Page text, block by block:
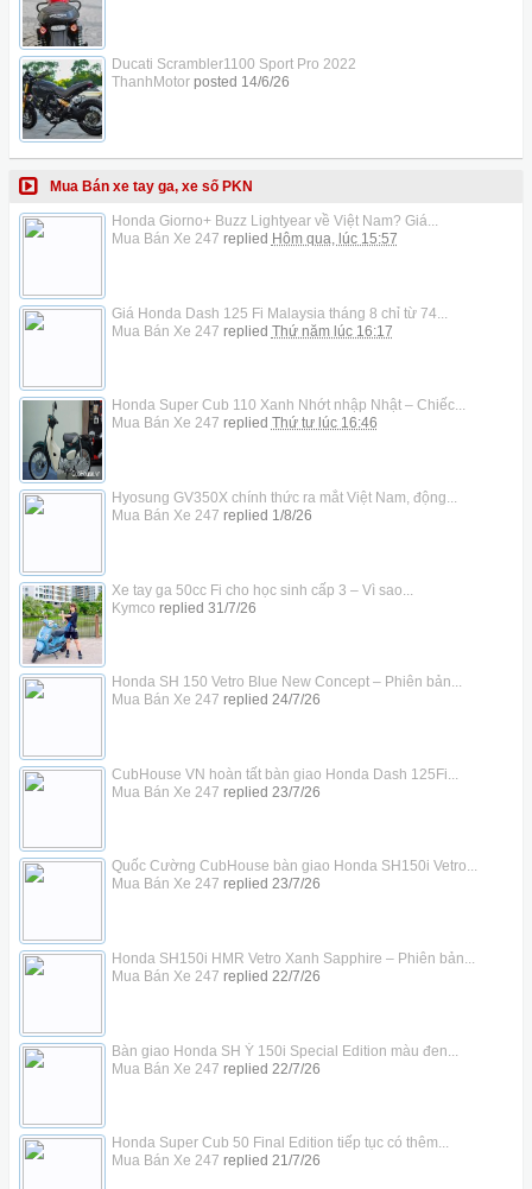
Ducati Scrambler1100 Sport Pro 2022
ThanhMotorposted 14/6/26
Mua Bán xe tay ga, xe số PKN
Honda Giorno+ Buzz Lightyear về Việt Nam? Giá...
Mua Bán Xe 247 replied Hôm qua, lúc 15:57
Giá Honda Dash 125 Fi Malaysia tháng 8 chỉ từ 74...
Mua Bán Xe 247 replied Thứ năm lúc 16:17
Honda Super Cub 110 Xanh Nhớt nhập Nhật – Chiếc...
Mua Bán Xe 247 replied Thứ tư lúc 16:46
Hyosung GV350X chính thức ra mắt Việt Nam, động...
Mua Bán Xe 247 replied 1/8/26
Xe tay ga 50cc Fi cho học sinh cấp 3 – Vì sao...
Kymco replied 31/7/26
Honda SH 150 Vetro Blue New Concept – Phiên bản...
Mua Bán Xe 247 replied 24/7/26
CubHouse VN hoàn tất bàn giao Honda Dash 125Fi...
Mua Bán Xe 247 replied 23/7/26
Quốc Cường CubHouse bàn giao Honda SH150i Vetro...
Mua Bán Xe 247 replied 23/7/26
Honda SH150i HMR Vetro Xanh Sapphire – Phiên bản...
Mua Bán Xe 247 replied 22/7/26
Bàn giao Honda SH Ý 150i Special Edition màu đen...
Mua Bán Xe 247 replied 22/7/26
Honda Super Cub 50 Final Edition tiếp tục có thêm...
Mua Bán Xe 247 replied 21/7/26